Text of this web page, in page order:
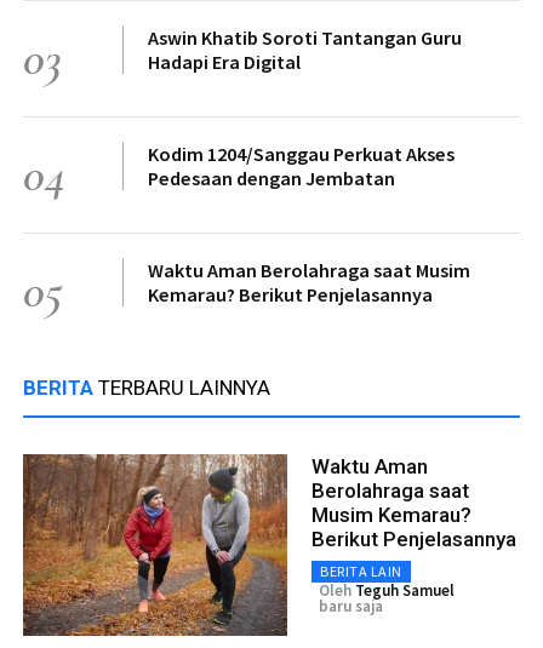
03
Aswin Khatib Soroti Tantangan Guru
Hadapi Era Digital
04
Kodim 1204/Sanggau Perkuat Akses
Pedesaan dengan Jembatan
05
Waktu Aman Berolahraga saat Musim
Kemarau? Berikut Penjelasannya
BERITA TERBARU LAINNYA
Waktu Aman
Berolahraga saat
Musim Kemarau?
Berikut Penjelasannya
BERITA LAIN
Oleh Teguh Samuel
baru saja